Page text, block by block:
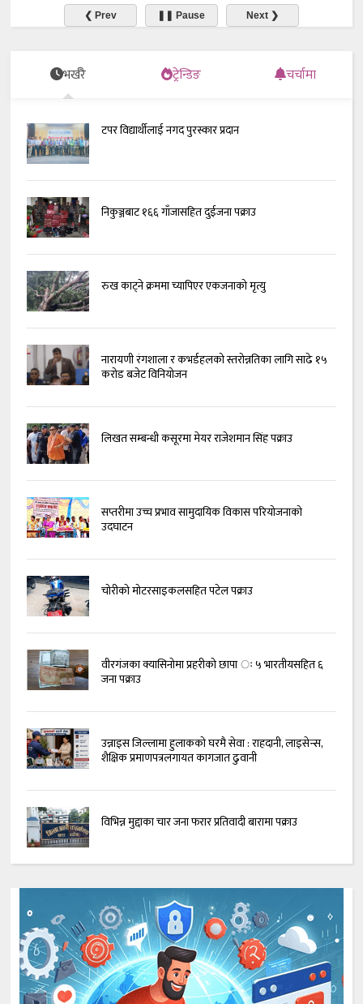
❮ Prev ❚❚ Pause Next ❯
भर्खरै ट्रेन्डिङ चर्चामा
टपर विद्यार्थीलाई नगद पुरस्कार प्रदान
निकुञ्जबाट १६६ गाँजासहित दुईजना पक्राउ
रुख काट्ने क्रममा च्यापिएर एकजनाको मृत्यु
नारायणी रंगशाला र कभर्डहलको स्तरोन्नतिका लागि साढे १५
करोड बजेट विनियोजन
लिखत सम्बन्धी कसूरमा मेयर राजेशमान सिंह पक्राउ
सप्तरीमा उच्च प्रभाव सामुदायिक विकास परियोजनाको
उदघाटन
चोरीको मोटरसाइकलसहित पटेल पक्राउ
वीरगंजका क्यासिनोमा प्रहरीको छापा ः ५ भारतीयसहित ६
जना पक्राउ
उन्नाइस जिल्लामा हुलाकको घरमै सेवा : राहदानी, लाइसेन्स,
शैक्षिक प्रमाणपत्रलगायत कागजात ढुवानी
विभिन्न मुद्दाका चार जना फरार प्रतिवादी बारामा पक्राउ